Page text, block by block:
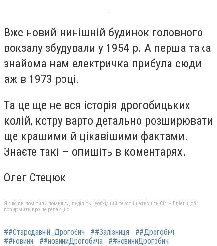
Вже новий нинішній будинок головного
вокзалу збудували у 1954 р. А перша така
знайома нам електричка прибула сюди
аж в 1973 році.
Та це ще не вся історія дрогобицьких
колій, котру варто детально розширювати
ще кращими й цікавішими фактами.
Знаєте такі – опишіть в коментарях.
Олег Стецюк
Якщо ви помітили помилку, виділіть необхідний текст і натисніть Ctrl + Enter, щоб
повідомити про це редакцію
##Стародавній_Дрогобич ##Залізниця
##Дрогобич
##новини
##новиниДрогобича ##новиниДрогобич